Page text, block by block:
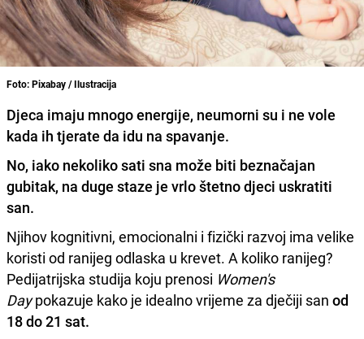
Foto: Pixabay / Ilustracija
Djeca imaju mnogo energije, neumorni su i ne vole
kada ih tjerate da idu na spavanje.
No, iako nekoliko sati sna može biti beznačajan
gubitak, na duge staze je vrlo štetno djeci uskratiti
san.
Njihov kognitivni, emocionalni i fizički razvoj ima velike
koristi od ranijeg odlaska u krevet. A koliko ranijeg?
Pedijatrijska studija koju prenosi Women's
Daypokazuje kako je idealno vrijeme za dječiji san od
18 do 21 sat.